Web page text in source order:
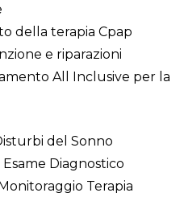
della terapia Cpap
e riparazioni
All Inclusive per la
del Sonno
Diagnostico
Terapia